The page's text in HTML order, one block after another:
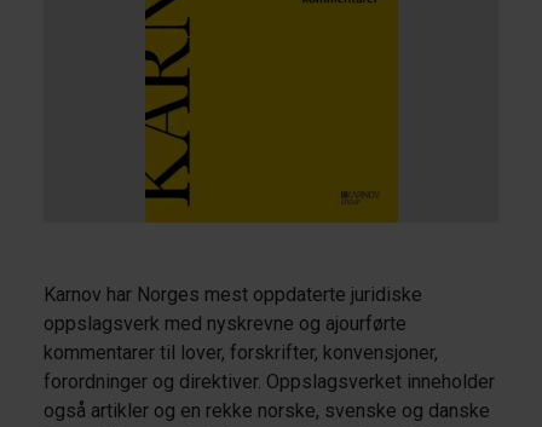
Karnov har Norges mest oppdaterte juridiske
oppslagsverk med nyskrevne og ajourførte
kommentarer til lover, forskrifter, konvensjoner,
forordninger og direktiver. Oppslagsverket inneholder
også artikler og en rekke norske, svenske og danske